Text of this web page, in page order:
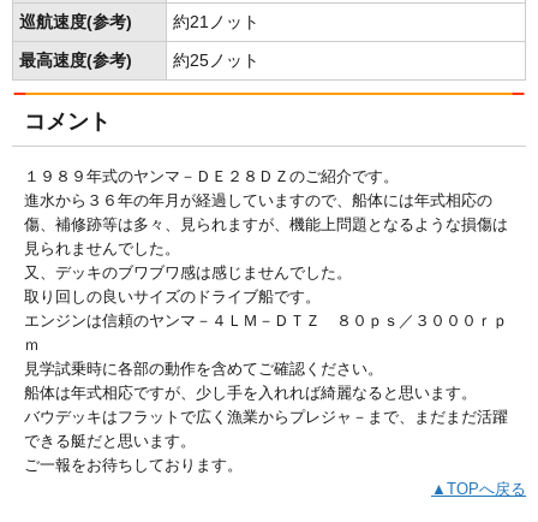
巡航速度(参考) 約21ノット
最高速度(参考) 約25ノット
コメント
１９８９年式のヤンマ－ＤＥ２８ＤＺのご紹介です。
進水から３６年の年月が経過していますので、船体には年式相応の
傷、補修跡等は多々、見られますが、機能上問題となるような損傷は
見られませんでした。
又、デッキのブワブワ感は感じませんでした。
取り回しの良いサイズのドライブ船です。
エンジンは信頼のヤンマ－４ＬＭ－ＤＴＺ ８０ｐｓ／３０００ｒｐ
ｍ
見学試乗時に各部の動作を含めてご確認ください。
船体は年式相応ですが、少し手を入れれば綺麗なると思います。
バウデッキはフラットで広く漁業からプレジャ－まで、まだまだ活躍
できる艇だと思います。
ご一報をお待ちしております。
▲TOPへ戻る